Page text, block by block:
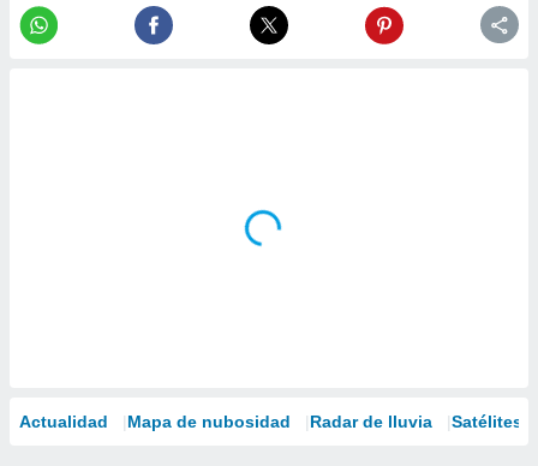
Actualidad Mapa de nubosidad Radar de lluvia Satélites